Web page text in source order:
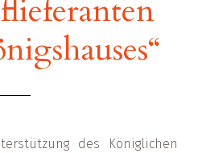
des Königlichen